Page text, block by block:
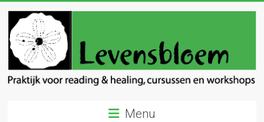
inhoud
LevensbloemMenu